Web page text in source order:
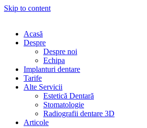
Skip to content
Acasă
Despre
Despre noi
Echipa
Implanturi dentare
Tarife
Alte Servicii
Estetică Dentară
Stomatologie
Radiografii dentare 3D
Articole